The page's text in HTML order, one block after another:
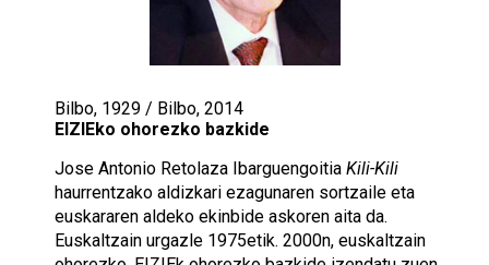
Bilbo, 1929 / Bilbo, 2014
EIZIEko ohorezko bazkide
Jose Antonio Retolaza Ibarguengoitia Kili-Kili
haurrentzako aldizkari ezagunaren sortzaile eta
euskararen aldeko ekinbide askoren aita da.
Euskaltzain urgazle 1975etik. 2000n, euskaltzain